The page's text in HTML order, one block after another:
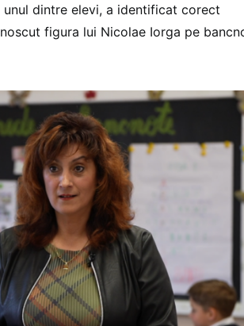
dintre elevi, a identificat corect
figura lui Nicolae Iorga pe